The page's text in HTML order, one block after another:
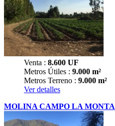
Venta : 8.600 UF
Metros Útiles : 9.000 m²
Metros Terreno : 9.000 m²
Ver detalles
MOLINA CAMPO LA